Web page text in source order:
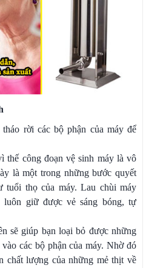
rời các bộ phận của máy để
thế công đoạn vệ sinh máy là vô
là một trong những bước quyết
tuổi thọ của máy. Lau chùi máy
luôn giữ được vẻ sáng bóng, tự
sẽ giúp bạn loại bỏ được những
các bộ phận của máy. Nhờ đó
chất lượng của những mẻ thịt về